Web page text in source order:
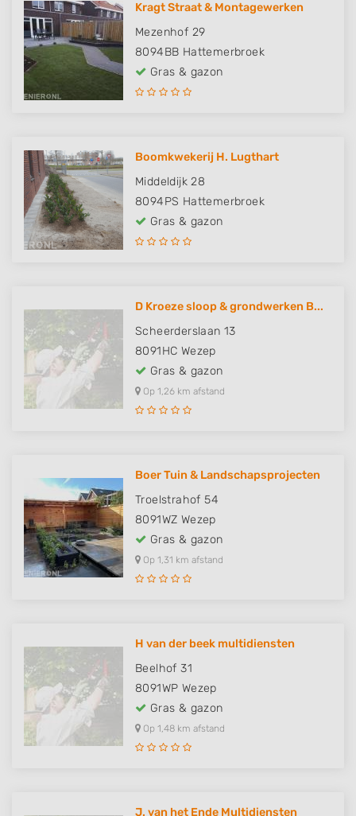
Kragt Straat & Montagewerken
Mezenhof 29
8094BB Hattemerbroek
Gras & gazon
Boomkwekerij H. Lugthart
Middeldijk 28
8094PS Hattemerbroek
Gras & gazon
D Kroeze sloop & grondwerken B...
Scheerderslaan 13
8091HC Wezep
Gras & gazon
Op 1,26 km afstand
Boer Tuin & Landschapsprojecten
Troelstrahof 54
8091WZ Wezep
Gras & gazon
Op 1,31 km afstand
H van der beek multidiensten
Beelhof 31
8091WP Wezep
Gras & gazon
Op 1,48 km afstand
J. van het Ende Multidiensten